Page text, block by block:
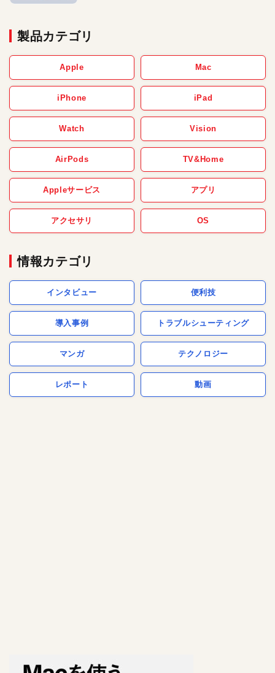
製品カテゴリ
Apple Mac
iPhone iPad
Watch Vision
AirPods TV&Home
Appleサービス アプリ
アクセサリ OS
情報カテゴリ
インタビュー 便利技
導入事例 トラブルシューティング
マンガ テクノロジー
レポート 動画